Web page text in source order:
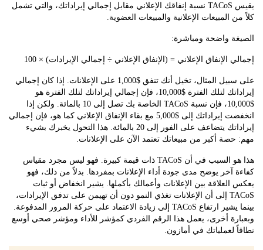
يقيس TACoS نسبة إنفاقك الإعلاني مقابل إجمالي إيراداتك، والتي تشمل
المبيعات الإعلانية والمبيعات العضوية.
واضحة ومباشرة:
الإنفاق الإعلاني = (الإنفاق الإعلاني ÷ إجمالي الإيرادات) × 100
على سبيل المثال، تخيل أنك تنفق $1,000 على الإعلانات. إذا كان إجمالي
إيراداتك لتلك الفترة $10,000، فإن إجمالي إيراداتك لتلك الفترة هو
$10,000، فإن نسبة TACoS الخاصة بك تصل إلى 10 بالمائة. ولكن إذا
انخفضت إيراداتك إلى $5,000 مع بقاء الإنفاق الإعلاني كما هو، فإن إجمالي
إيراداتك يتضاعف على الفور إلى 20 بالمائة. هذا التحول يخبرك بشيء
أكبر من مبيعاتك تعتمد الآن على الإعلانات.
هذا هو السبب في أن TACoS ذات قيمة كبيرة. فهو ليس مجرد مقياس
آخر يوضح مدى جودة أداء الإعلانات بمفردها. بدلاً من ذلك، فهو
بين الإعلانات وأعمالك بأكملها. يشير انخفاض أو ثبات
TACoS إلى أن الإعلانات تغذي النمو دون أن تهيمن على تدفق الإيرادات،
بينما يشير ارتفاع TACoS إلى زيادة الاعتماد على حركة المرور المدفوعة.
أخرى، يعمل هذا الرقم الفردي كمؤشر للأداء ومؤشر صحي أوسع
لعملياتك في أمازون.